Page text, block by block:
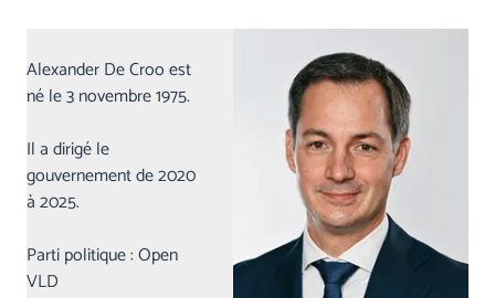
Alexander De Croo est
né le 3 novembre 1975.
Il a dirigé le
gouvernement de 2020
à 2025.
Parti politique : Open
VLD